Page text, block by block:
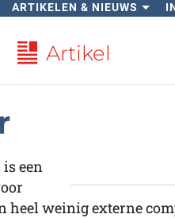
ARTIKELEN & NIEUWS
Artikel
is een
weinig externe